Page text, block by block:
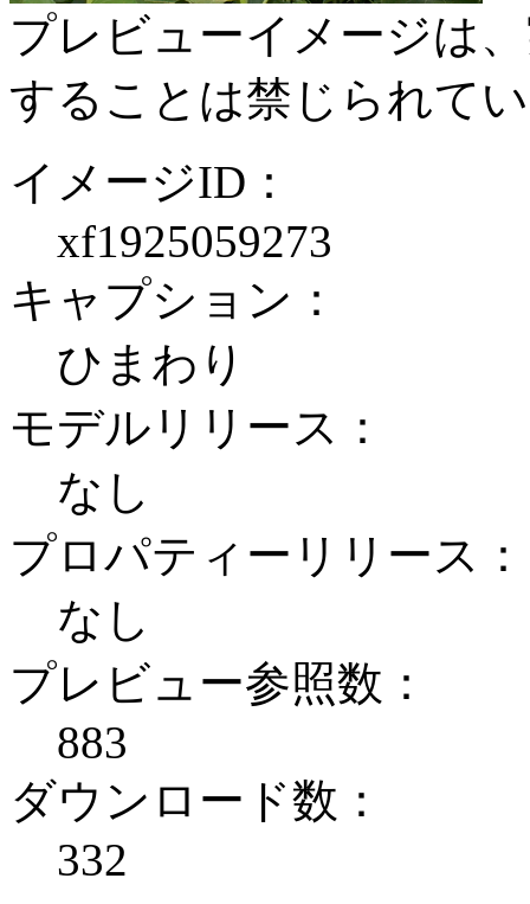
プレビューイメージは
することは禁じられて
イメージID：
xf1925059273
キャプション：
ひまわり
モデルリリース：
なし
プロパティーリリース：
なし
プレビュー参照数：
883
ダウンロード数：
332